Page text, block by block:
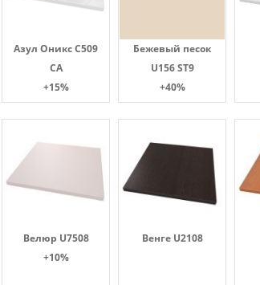
Азул Оникс С509
СА
+15%
Бежевый песок
U156 ST9
+40%
Велюр U7508
+10%
Венге U2108